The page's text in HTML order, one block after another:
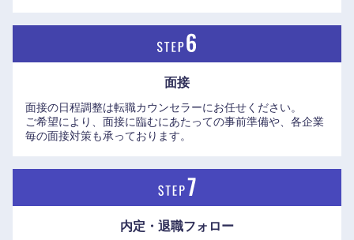
面接
面接の日程調整は転職カウンセラーにお任せください。
ご希望により、面接に臨むにあたっての事前準備や、各企業
毎の面接対策も承っております。
内定・退職フォロー